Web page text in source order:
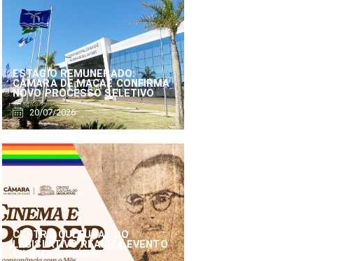
ESTÁGIO REMUNERADO:
CÂMARA DE MACAÉ CONFIRMA
NOVO PROCESSO SELETIVO
20/07/2026
CENTRO CULTURAL DO
LEGISLATIVO REALIZA EVENTO
CINEMA E PODER